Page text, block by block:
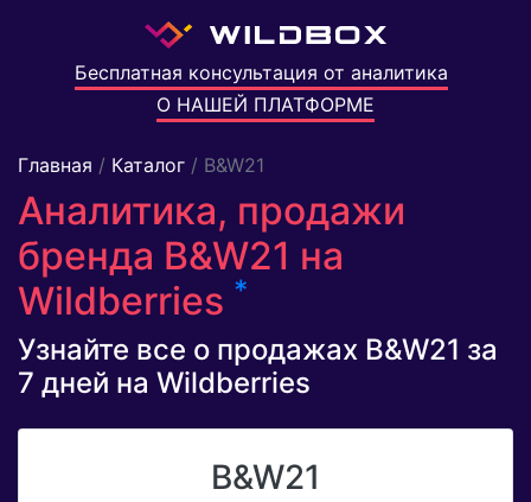
Бесплатная консультация от аналитика
О НАШЕЙ ПЛАТФОРМЕ
Главная / Каталог / B&W21
Аналитика, продажи
бренда B&W21 на
Wildberries *
Узнайте все о продажах B&W21 за
7 дней на Wildberries
B&W21